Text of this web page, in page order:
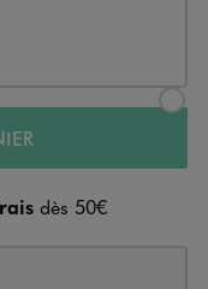
dès 50€